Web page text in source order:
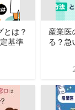
とは？
基準
産業医
る？急